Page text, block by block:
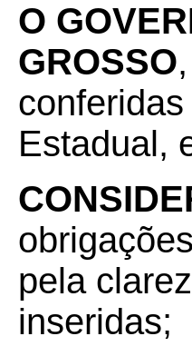
O
GROSSO
Estadual,
pela
inseridas;